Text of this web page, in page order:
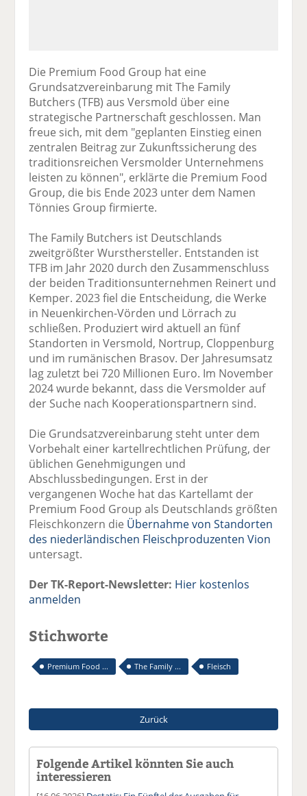
Die Premium Food Group hat eine
Grundsatzvereinbarung mit The Family
Butchers (TFB) aus Versmold über eine
strategische Partnerschaft geschlossen. Man
freue sich, mit dem "geplanten Einstieg einen
zentralen Beitrag zur Zukunftssicherung des
traditionsreichen Versmolder Unternehmens
leisten zu können", erklärte die Premium Food
Group, die bis Ende 2023 unter dem Namen
Tönnies Group firmierte.
The Family Butchers ist Deutschlands
zweitgrößter Wursthersteller. Entstanden ist
TFB im Jahr 2020 durch den Zusammenschluss
der beiden Traditionsunternehmen Reinert und
Kemper. 2023 fiel die Entscheidung, die Werke
in Neuenkirchen-Vörden und Lörrach zu
schließen. Produziert wird aktuell an fünf
Standorten in Versmold, Nortrup, Cloppenburg
und im rumänischen Brasov. Der Jahresumsatz
lag zuletzt bei 720 Millionen Euro. Im November
2024 wurde bekannt, dass die Versmolder auf
der Suche nach Kooperationspartnern sind.
Die Grundsatzvereinbarung steht unter dem
Vorbehalt einer kartellrechtlichen Prüfung, der
üblichen Genehmigungen und
Abschlussbedingungen. Erst in der
vergangenen Woche hat das Kartellamt der
Premium Food Group als Deutschlands größten
Fleischkonzern die Übernahme von Standorten
des niederländischen Fleischproduzenten Vion
untersagt.
Der TK-Report-Newsletter: Hier kostenlos
anmelden
Stichworte
Premium Food ... The Family ... Fleisch
Zurück
Folgende Artikel könnten Sie auch
interessieren